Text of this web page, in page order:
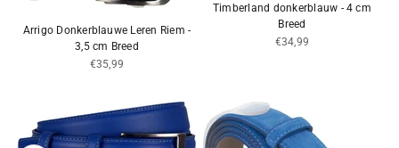
Arrigo Donkerblauwe Leren Riem -
3,5 cm Breed
Aanbiedingsprijs
€35,99
Timberland donkerblauw - 4 cm
Breed
Aanbiedingsprijs
€34,99